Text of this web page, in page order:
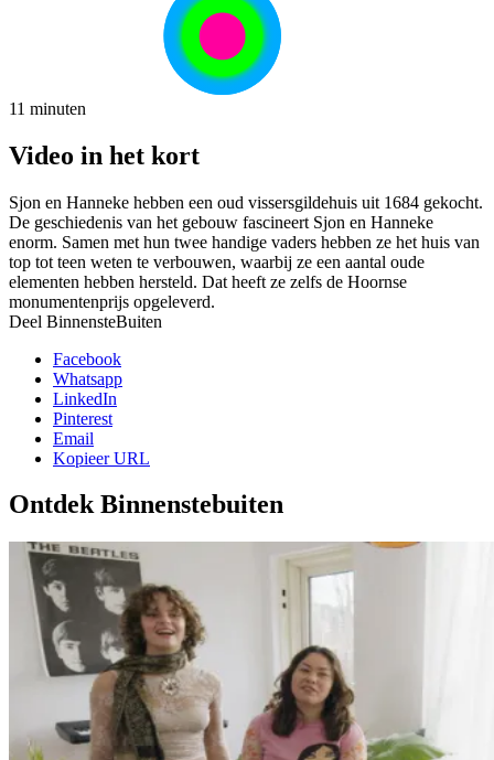
11 minuten
Video in het kort
Sjon en Hanneke hebben een oud vissersgildehuis uit 1684 gekocht.
De geschiedenis van het gebouw fascineert Sjon en Hanneke
enorm. Samen met hun twee handige vaders hebben ze het huis van
top tot teen weten te verbouwen, waarbij ze een aantal oude
elementen hebben hersteld. Dat heeft ze zelfs de Hoornse
monumentenprijs opgeleverd.
Deel BinnensteBuiten
Facebook
Whatsapp
LinkedIn
Pinterest
Email
Kopieer URL
Ontdek Binnenstebuiten